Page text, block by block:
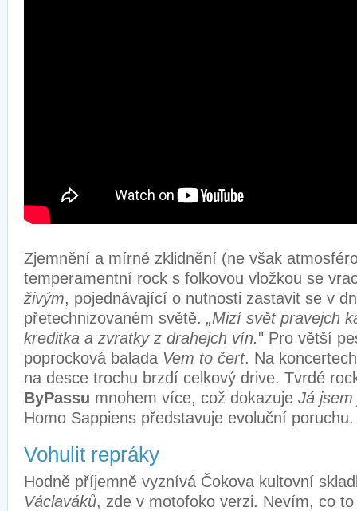
Zjemnění a mírné zklidnění (ne však
temperamentní rock s folkovou vložkou se
živým, pojednávající o nutnosti zastavit se v
přetechnizovaném světě. „Mizí svět pravejch
kreditka a zvratky z drahejch vín." Pro větší
poprocková balada Vem to čert. Na
na desce trochu brzdí celkový drive. Tvrdé
ByPassu mnohem více, což dokazuje Já jsem
Homo Sappiens představuje evoluční
Vohulit repráky
Hodně příjemně vyznívá Čokova kultovní
Václaváků, zde v motofoko verzi. Nevím, co